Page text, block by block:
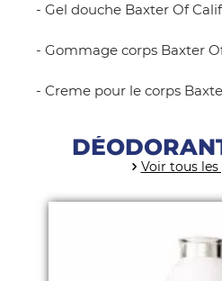
- Gel douche Baxter Of
- Gommage corps Baxter
- Creme pour le corps
Voir tous